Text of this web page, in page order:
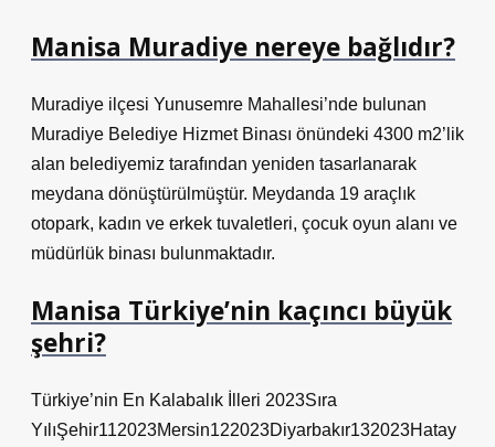
Manisa Muradiye nereye bağlıdır?
Muradiye ilçesi Yunusemre Mahallesi’nde bulunan
Muradiye Belediye Hizmet Binası önündeki 4300 m2’lik
alan belediyemiz tarafından yeniden tasarlanarak
meydana dönüştürülmüştür. Meydanda 19 araçlık
otopark, kadın ve erkek tuvaletleri, çocuk oyun alanı ve
müdürlük binası bulunmaktadır.
Manisa Türkiye’nin kaçıncı büyük
şehri?
Türkiye’nin En Kalabalık İlleri 2023Sıra
YılıŞehir112023Mersin122023Diyarbakır132023Hatay